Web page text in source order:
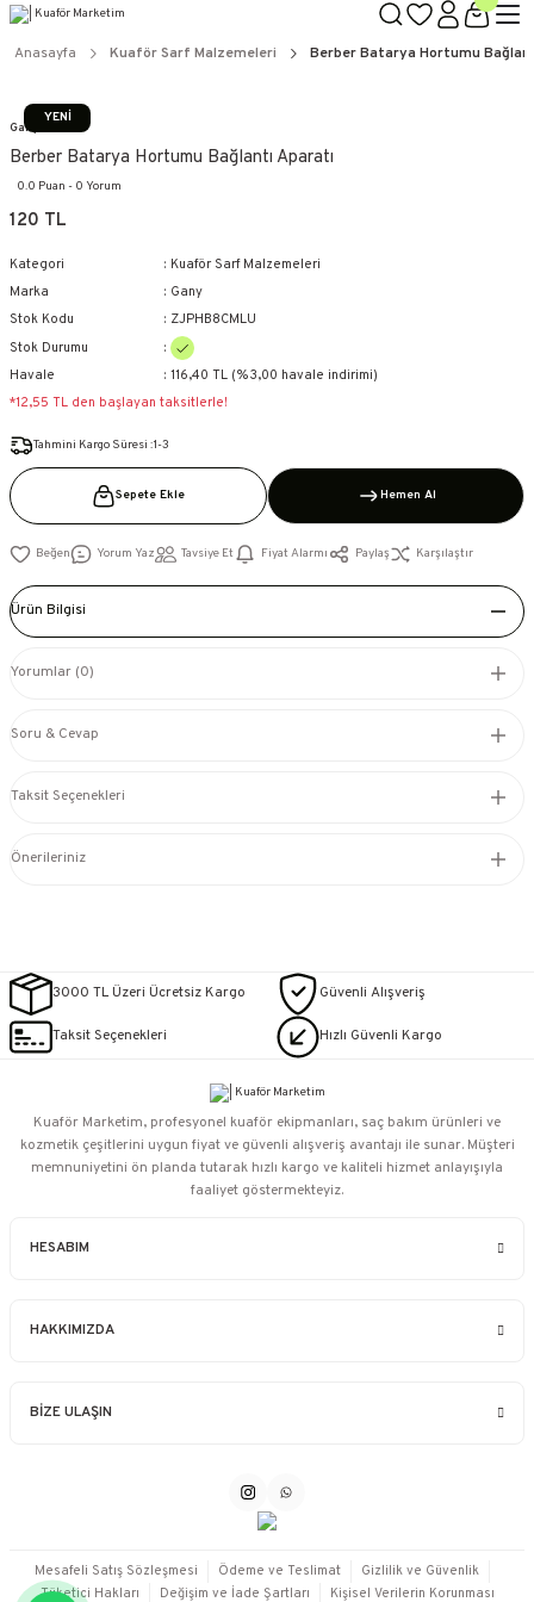
KAPIDA ÖDEME SEÇENEĞİ
Anasayfa Kuaför Sarf Malzemeleri Berber Batarya Hortumu
YENİ
Gany
Berber Batarya Hortumu Bağlantı Aparatı
0.0 Puan - 0 Yorum
120 TL
Kategori
Kuaför Sarf Malzemeleri
Marka
Gany
Stok Kodu
ZJPHB8CMLU
Stok Durumu
Havale
116,40 TL (%3,00 havale indirimi)
*12,55 TL den başlayan taksitlerle!
Tahmini Kargo Süresi :1-3
Sepete Ekle Hemen Al
Yorum Yaz Tavsiye Et Fiyat Alarmı Paylaş Karşılaştır
Ürün Bilgisi
Yorumlar (0)
Soru & Cevap
Taksit Seçenekleri
Önerileriniz
3000 TL Üzeri Ücretsiz Kargo Güvenli Alışveriş
Taksit Seçenekleri Hızlı Güvenli Kargo
HESABIM
HAKKIMIZDA
BİZE ULAŞIN
Kuaför Marketim, profesyonel kuaför ekipmanları, saç bakım ürünleri ve
kozmetik çeşitlerini uygun fiyat ve güvenli alışveriş avantajı ile sunar. Müşteri
memnuniyetini ön planda tutarak hızlı kargo ve kaliteli hizmet anlayışıyla
faaliyet göstermekteyiz.
Mesafeli Satış Sözleşmesi Ödeme ve Teslimat
Gizlilik ve Güvenlik
Tüketici Hakları
Değişim ve İade Şartları Kişisel Verilerin Korunması